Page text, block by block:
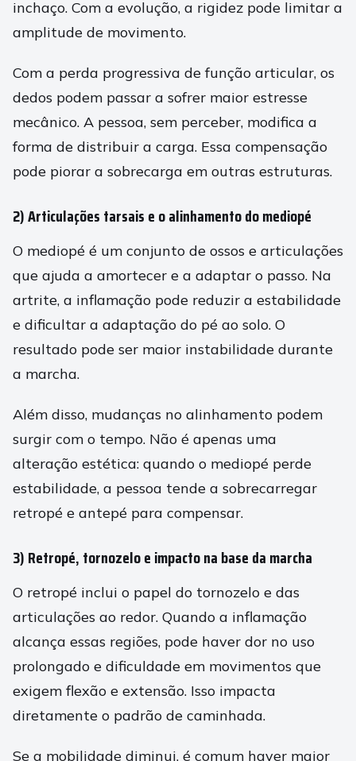
inchaço. Com a evolução, a rigidez pode limitar a
amplitude de movimento.
Com a perda progressiva de função articular, os
dedos podem passar a sofrer maior estresse
mecânico. A pessoa, sem perceber, modifica a
forma de distribuir a carga. Essa compensação
pode piorar a sobrecarga em outras estruturas.
2) Articulações tarsais e o alinhamento do mediopé
O mediopé é um conjunto de ossos e articulações
que ajuda a amortecer e a adaptar o passo. Na
artrite, a inflamação pode reduzir a estabilidade
e dificultar a adaptação do pé ao solo. O
resultado pode ser maior instabilidade durante
a marcha.
Além disso, mudanças no alinhamento podem
surgir com o tempo. Não é apenas uma
alteração estética: quando o mediopé perde
estabilidade, a pessoa tende a sobrecarregar
retropé e antepé para compensar.
3) Retropé, tornozelo e impacto na base da marcha
O retropé inclui o papel do tornozelo e das
articulações ao redor. Quando a inflamação
alcança essas regiões, pode haver dor no uso
prolongado e dificuldade em movimentos que
exigem flexão e extensão. Isso impacta
diretamente o padrão de caminhada.
Se a mobilidade diminui, é comum haver maior